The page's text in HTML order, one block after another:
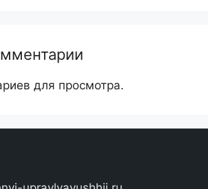
для просмотра.